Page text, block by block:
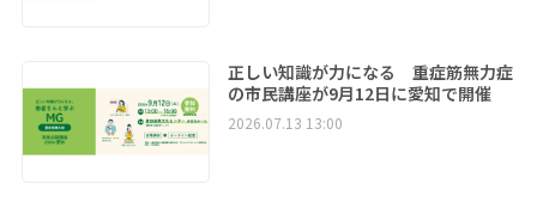
正しい知識が力になる 重症筋無力症
の市民講座が9月12日に愛知で開催
2026.07.13 13:00